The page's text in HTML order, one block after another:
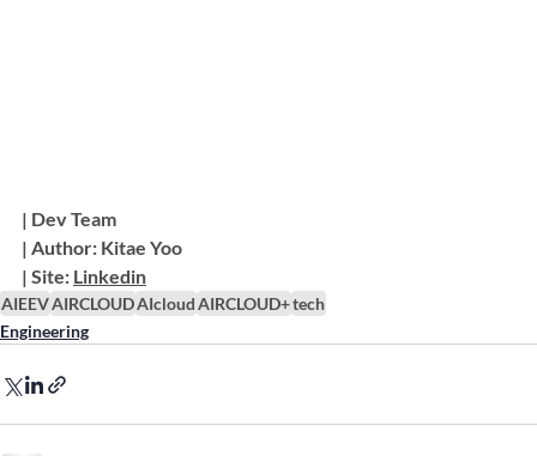
| Dev Team
| Author: Kitae Yoo
| Site: Linkedin
AIEEVAIRCLOUDAIcloudAIRCLOUD+tech
Engineering